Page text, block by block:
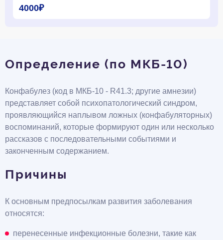
4000₽
Определение (по МКБ-10)
Конфабулез (код в МКБ-10 - R41.3; другие амнезии)
представляет собой психопатологический синдром,
проявляющийся наплывом ложных (конфабуляторных)
воспоминаний, которые формируют один или несколько
рассказов с последовательными событиями и
законченным содержанием.
Причины
К основным предпосылкам развития заболевания
относятся:
перенесенные инфекционные болезни, такие как